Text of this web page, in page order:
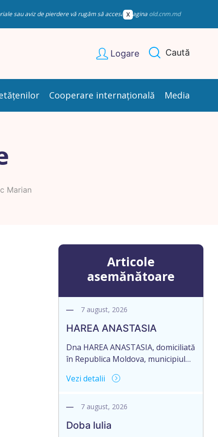
sau aviz de pierdere vă rugăm să accesați pagina old.cnm.md
Logare Caută
Cooperare internațională Media
Marian
Articole
asemănătoare
7 august, 2026
HAREA ANASTASIA
Dna HAREA ANASTASIA, domiciliată
în Republica Moldova, municipiul
17, ap. 21, în numele Dlui CUPCEA
Moldova, raionul Orhei, satul
pierderea originalului: Certificatului
Vezi detalii
7 august, 2026
Doba Iulia